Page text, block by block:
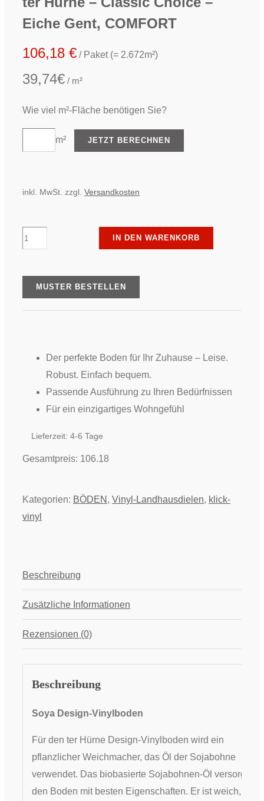
Eiche Gent, COMFORT
106,18 € / Paket (= 2.672m²)
39,74€ / m²
Wie viel m²-Fläche benötigen Sie?
m² JETZT BERECHNEN
inkl. MwSt. zzgl. Versandkosten
ter
Hürne
Classic
Gent,
COMFORT
Menge
IN DEN WARENKORB
MUSTER BESTELLEN
Der perfekte Boden für Ihr Zuhause – Leise.
Robust. Einfach bequem.
Passende Ausführung zu Ihren Bedürfnissen
Für ein einzigartiges Wohngefühl
Lieferzeit: 4-6 Tage
Gesamtpreis: 106.18
Kategorien: BÖDEN , Vinyl-Landhausdielen, klick-
vinyl
Beschreibung
Zusätzliche Informationen
Rezensionen (0)
Beschreibung
Soya Design-Vinylboden
Für den ter Hürne Design-Vinylboden wird ein
pflanzlicher Weichmacher, das Öl der Sojabohne
verwendet. Das biobasierte Sojabohnen-Öl versorgt
den Boden mit besten Eigenschaften. Er ist weich,